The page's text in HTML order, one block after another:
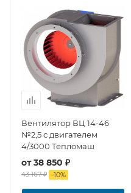
Вентилятор ВЦ 14-46
№2,5 с двигателем
4/3000 Тепломаш
от38 850 ₽
43 167 ₽ -10%